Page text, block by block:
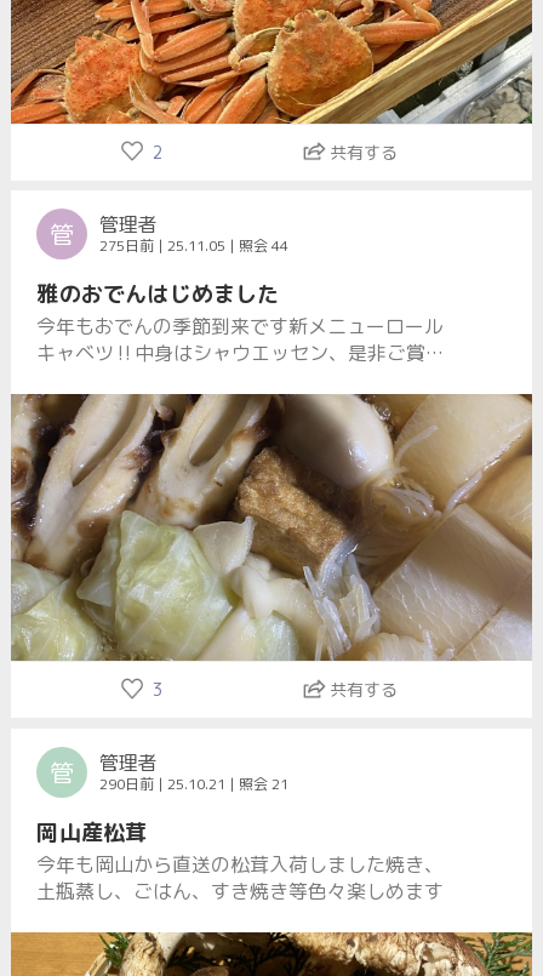
2 共有する
管 管理者
275日前 | 25.11.05 | 照会 44
雅のおでんはじめました
今年もおでんの季節到来です新メニューロール
キャベツ‼️中身はシャウエッセン、是非ご賞味
3 共有する
管 管理者
290日前 | 25.10.21 | 照会 21
岡山産松茸
今年も岡山から直送の松茸入荷しました焼き、
土瓶蒸し、ごはん、すき焼き等色々楽しめます